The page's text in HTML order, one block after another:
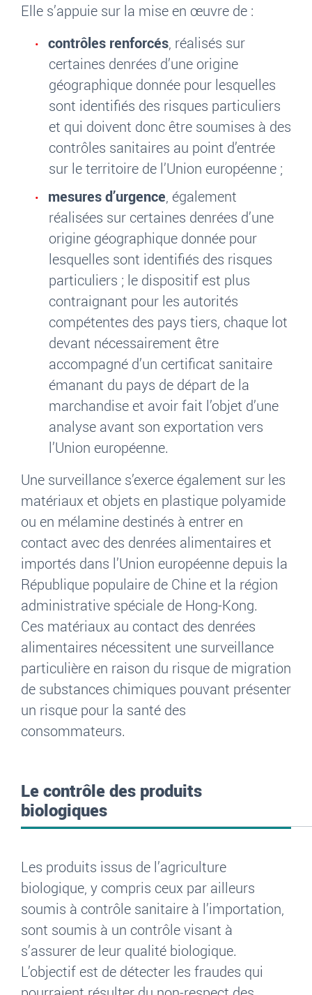
Elle s’appuie sur la mise en œuvre de :
contrôles renforcés, réalisés sur
certaines denrées d’une origine
géographique donnée pour lesquelles
sont identifiés des risques particuliers
et qui doivent donc être soumises à des
contrôles sanitaires au point d’entrée
sur le territoire de l’Union européenne ;
mesures d’urgence, également
réalisées sur certaines denrées d’une
origine géographique donnée pour
lesquelles sont identifiés des risques
particuliers ; le dispositif est plus
contraignant pour les autorités
compétentes des pays tiers, chaque lot
devant nécessairement être
accompagné d’un certificat sanitaire
émanant du pays de départ de la
marchandise et avoir fait l’objet d’une
analyse avant son exportation vers
l’Union européenne.
Une surveillance s’exerce également sur les
matériaux et objets en plastique polyamide
ou en mélamine destinés à entrer en
contact avec des denrées alimentaires et
importés dans l’Union européenne depuis la
République populaire de Chine et la région
administrative spéciale de Hong-Kong.
Ces matériaux au contact des denrées
alimentaires nécessitent une surveillance
particulière en raison du risque de migration
de substances chimiques pouvant présenter
un risque pour la santé des
consommateurs.
Le contrôle des produits
biologiques
Les produits issus de l’agriculture
biologique, y compris ceux par ailleurs
soumis à contrôle sanitaire à l’importation,
sont soumis à un contrôle visant à
s’assurer de leur qualité biologique.
L’objectif est de détecter les fraudes qui